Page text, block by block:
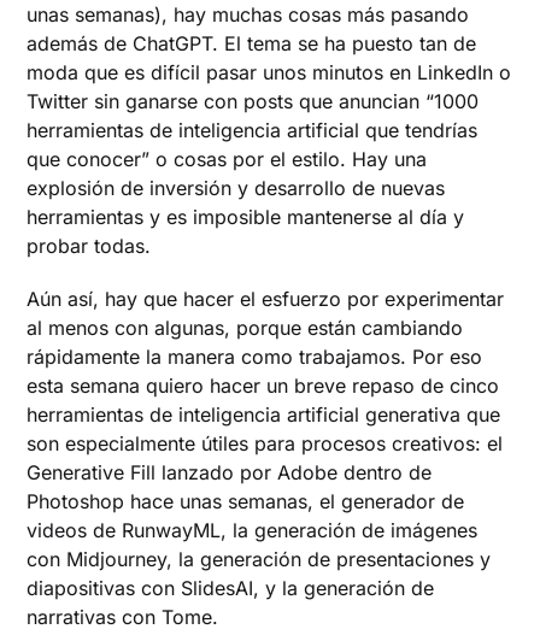
unas semanas), hay muchas cosas más pasando
además de ChatGPT. El tema se ha puesto tan de
moda que es difícil pasar unos minutos en LinkedIn o
Twitter sin ganarse con posts que anuncian “1000
herramientas de inteligencia artificial que tendrías
que conocer” o cosas por el estilo. Hay una
explosión de inversión y desarrollo de nuevas
herramientas y es imposible mantenerse al día y
probar todas.
Aún así, hay que hacer el esfuerzo por experimentar
al menos con algunas, porque están cambiando
rápidamente la manera como trabajamos. Por eso
esta semana quiero hacer un breve repaso de cinco
herramientas de inteligencia artificial generativa que
son especialmente útiles para procesos creativos: el
Generative Fill lanzado por Adobe dentro de
Photoshop hace unas semanas, el generador de
videos de RunwayML, la generación de imágenes
con Midjourney, la generación de presentaciones y
diapositivas con SlidesAI, y la generación de
narrativas con Tome.